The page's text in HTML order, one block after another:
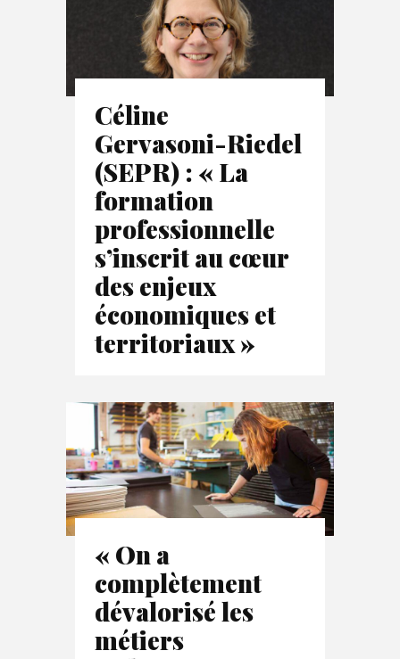
Céline
Gervasoni-Riedel
(SEPR) : « La
formation
professionnelle
s’inscrit au cœur
des enjeux
économiques et
territoriaux »
« On a
complètement
dévalorisé les
métiers